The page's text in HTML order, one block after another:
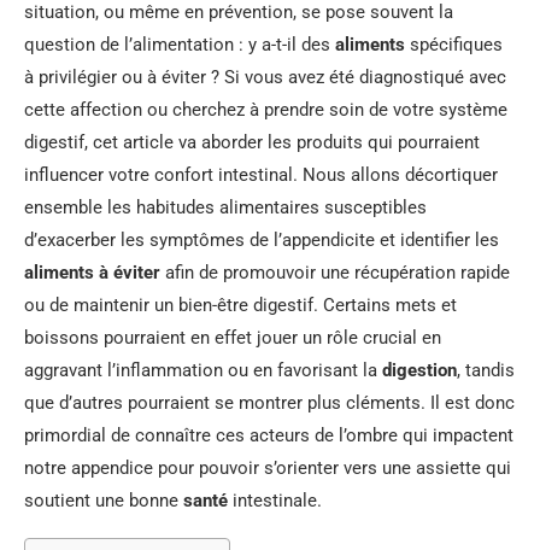
situation, ou même en prévention, se pose souvent la
question de l’alimentation : y a-t-il des aliments spécifiques
à privilégier ou à éviter ? Si vous avez été diagnostiqué avec
cette affection ou cherchez à prendre soin de votre système
digestif, cet article va aborder les produits qui pourraient
influencer votre confort intestinal. Nous allons décortiquer
ensemble les habitudes alimentaires susceptibles
d’exacerber les symptômes de l’appendicite et identifier les
aliments à éviter afin de promouvoir une récupération rapide
ou de maintenir un bien-être digestif. Certains mets et
boissons pourraient en effet jouer un rôle crucial en
aggravant l’inflammation ou en favorisant la digestion, tandis
que d’autres pourraient se montrer plus cléments. Il est donc
primordial de connaître ces acteurs de l’ombre qui impactent
notre appendice pour pouvoir s’orienter vers une assiette qui
soutient une bonne santé intestinale.